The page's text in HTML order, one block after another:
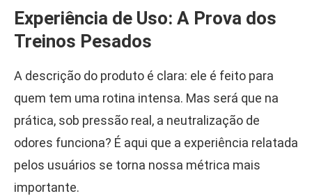
Experiência de Uso: A Prova dos
Treinos Pesados
A descrição do produto é clara: ele é feito para
quem tem uma rotina intensa. Mas será que na
prática, sob pressão real, a neutralização de
odores funciona? É aqui que a experiência relatada
pelos usuários se torna nossa métrica mais
importante.